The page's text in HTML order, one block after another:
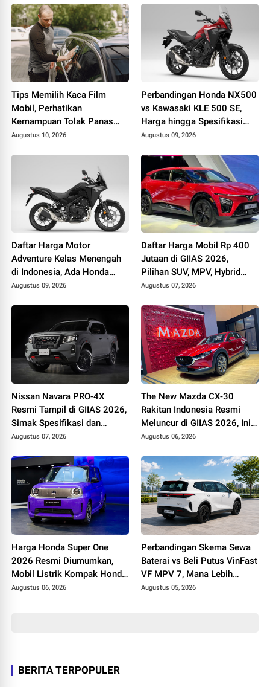
Tips Memilih Kaca Film
Mobil, Perhatikan
Kemampuan Tolak Panas
dan Sinar UV
Augustus 10, 2026
Perbandingan Honda NX500
vs Kawasaki KLE 500 SE,
Harga hingga Spesifikasi
Lengkap
Augustus 09, 2026
Daftar Harga Motor
Adventure Kelas Menengah
di Indonesia, Ada Honda
NX500 hingga Versys 650
Augustus 09, 2026
Daftar Harga Mobil Rp 400
Jutaan di GIIAS 2026,
Pilihan SUV, MPV, Hybrid
hingga Mobil Listrik Makin
Augustus 07, 2026
Nissan Navara PRO-4X
Resmi Tampil di GIIAS 2026,
Simak Spesifikasi dan
Harganya
Augustus 07, 2026
The New Mazda CX-30
Rakitan Indonesia Resmi
Meluncur di GIIAS 2026, Ini
Spesifikasi, Fitur, dan
Augustus 06, 2026
Harga Honda Super One
2026 Resmi Diumumkan,
Mobil Listrik Kompak Honda
Dibanderol Rp 438 Juta
Augustus 06, 2026
Perbandingan Skema Sewa
Baterai vs Beli Putus VinFast
VF MPV 7, Mana Lebih
Menguntungkan?
Augustus 05, 2026
BERITA TERPOPULER